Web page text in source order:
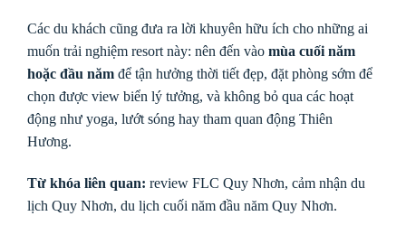
Các du khách cũng đưa ra lời khuyên hữu ích cho những ai
muốn trải nghiệm resort này: nên đến vào mùa cuối năm
hoặc đầu năm để tận hưởng thời tiết đẹp, đặt phòng sớm để
chọn được view biển lý tưởng, và không bỏ qua các hoạt
động như yoga, lướt sóng hay tham quan động Thiên
Hương.
Từ khóa liên quan: review FLC Quy Nhơn, cảm nhận du
lịch Quy Nhơn, du lịch cuối năm đầu năm Quy Nhơn.